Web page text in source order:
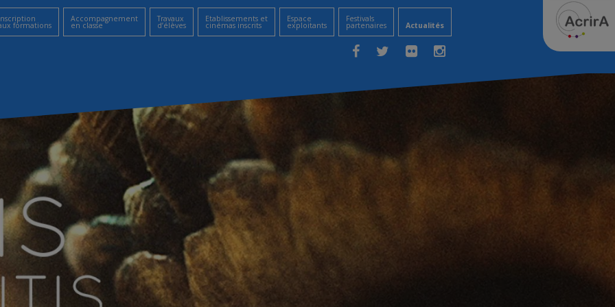
formations
Accompagnement
en classe
Travaux
d’élèves
Etablissements et
cinémas inscrits
Espace
exploitants
Festivals
partenaires Actualités